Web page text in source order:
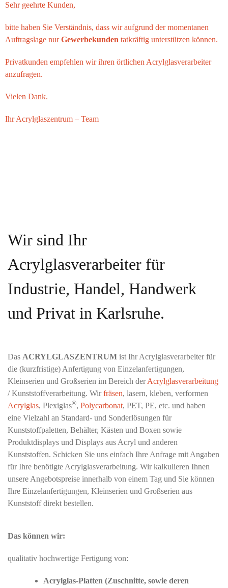
Sehr geehrte Kunden,
bitte haben Sie Verständnis, dass wir aufgrund der momentanen
Auftragslage nurGewerbekunden tatkräftig unterstützen können.
Privatkunden empfehlen wir ihren örtlichen Acrylglasverarbeiter
anzufragen.
Vielen Dank.
IhrAcrylglaszentrum – Team
Wir sind Ihr
Acrylglasverarbeiter für
Industrie, Handel, Handwerk
und Privat in Karlsruhe.
Das ACRYLGLASZENTRUM ist Ihr Acrylglasverarbeiter für
die (kurzfristige) Anfertigung von Einzelanfertigungen,
Kleinserien und Großserien im Bereich derAcrylglasverarbeitung
/ Kunststoffverarbeitung. Wirfräsen, lasern, kleben, verformen
Acrylglas, Plexiglas®, Polycarbonat, PET, PE, etc. und haben
eine Vielzahl an Standard- und Sonderlösungen für
Kunststoffpaletten, Behälter, Kästen und Boxen sowie
Produktdisplays und Displays aus Acryl und anderen
Kunststoffen. Schicken Sie uns einfach Ihre Anfrage mit Angaben
für Ihre benötigte Acrylglasverarbeitung. Wir kalkulieren Ihnen
unsere Angebotspreise innerhalb von einem Tag und Sie können
Ihre Einzelanfertigungen, Kleinserien und Großserien aus
Kunststoff direkt bestellen.
Das können wir:
qualitativ hochwertige Fertigung von:
Acrylglas-Platten (Zuschnitte, sowie deren